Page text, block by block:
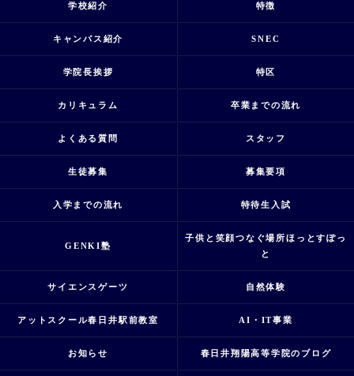
学校紹介 特徴
キャンパス紹介 SNEC
学院長挨拶 特区
カリキュラム 卒業までの流れ
よくある質問 スタッフ
生徒募集 募集要項
入学までの流れ 特待生入試
GENKI塾
子供と笑顔つなぐ場所ほっとすぽっ
と
サイエンスゲーツ 自然体験
アットスクール春日井駅前教室 AI・IT事業
お知らせ 春日井翔陽高等学院のブログ